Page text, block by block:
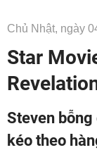
Chủ Nhật, ngày
Star
Steven
kéo theo